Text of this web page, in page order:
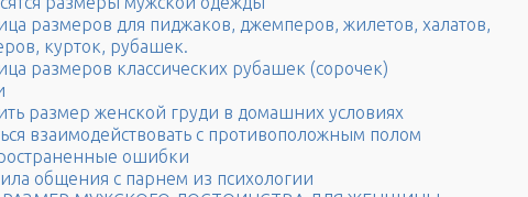
размеров для пиджаков, джемперов, жилетов, халатов,
курток, рубашек.
размеров классических рубашек (сорочек)
размер женской груди в домашних условиях
взаимодействовать с противоположным полом
ошибки
общения с парнем из психологии